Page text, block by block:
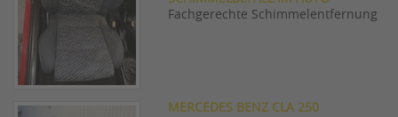
Fachgerechte Schimmelentfernung
MERCEDES BENZ CLA 250